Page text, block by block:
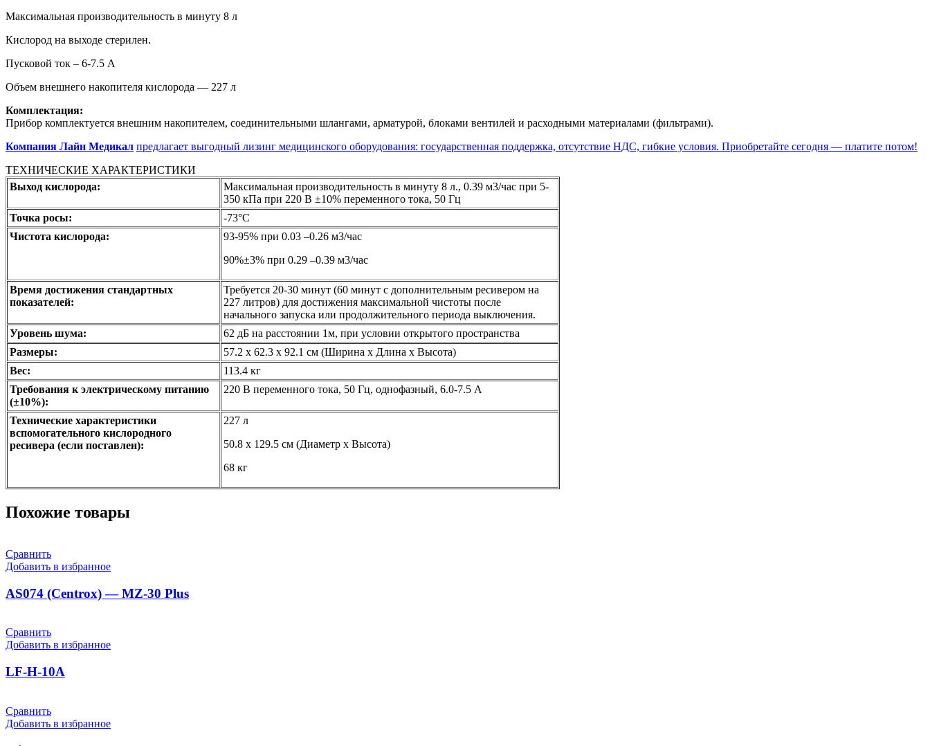
Максимальная производительность в минуту 8 л
Кислород на выходе стерилен.
Пусковой ток – 6-7.5 А
Объем внешнего накопителя кислорода — 227 л
Комплектация:
Прибор комплектуется внешним накопителем, соединительными шлангами, арматурой, блоками вентилей и расходными материалами (фильтрами).
Компания Лайн Медикал предлагает выгодный лизинг медицинского оборудования: государственная поддержка, отсутствие НДС, гибкие условия. Приобретайте сегодня — платите потом!
ТЕХНИЧЕСКИЕ ХАРАКТЕРИСТИКИ
Выход кислорода:
Максимальная производительность в минуту 8 л., 0.39 м3/час при 5-
350 кПа при 220 В ±10% переменного тока, 50 Гц
Точка росы:
-73°C
Чистота кислорода:
93-95% при 0.03 –0.26 м3/час
90%±3% при 0.29 –0.39 м3/час
Время достижения стандартных
показателей:
Требуется 20-30 минут (60 минут с дополнительным ресивером на
227 литров) для достижения максимальной чистоты после
начального запуска или продолжительного периода выключения.
Уровень шума:
62 дБ на расстоянии 1м, при условии открытого пространства
Размеры:
57.2 х 62.3 х 92.1 см (Ширина х Длина х Высота)
Вес:
113.4 кг
Требования к электрическому питанию
(±10%):
220 В переменного тока, 50 Гц, однофазный, 6.0-7.5 А
Технические характеристики
вспомогательного кислородного
ресивера (если поставлен):
227 л
50.8 х 129.5 см (Диаметр х Высота)
68 кг
Похожие товары
Сравнить
Добавить в избранное
AS074 (Centrox) — MZ-30 Plus
Сравнить
Добавить в избранное
LF-H-10А
Сравнить
Добавить в избранное